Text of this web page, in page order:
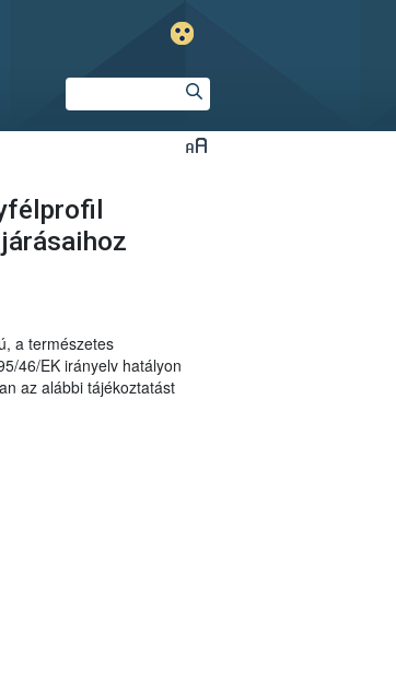
a természetes
46/EK irányelv hatályon
az alábbi tájékoztatást